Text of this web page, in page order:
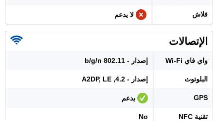
فلاش لا يدعم
الإتصالات
واي فاي Wi-Fi إصدار - 802.11 b/g/n
البلوتوث إصدار - 4.2, A2DP, LE
GPS يدعم
تقنية NFC No